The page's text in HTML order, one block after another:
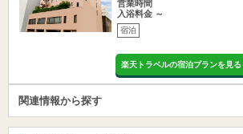
営業時間
入浴料金 ～
宿泊
楽天トラベルの宿泊プランを見る
関連情報から探す